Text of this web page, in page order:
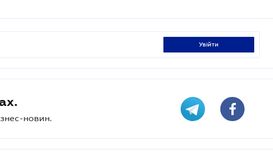
увійти
новин.